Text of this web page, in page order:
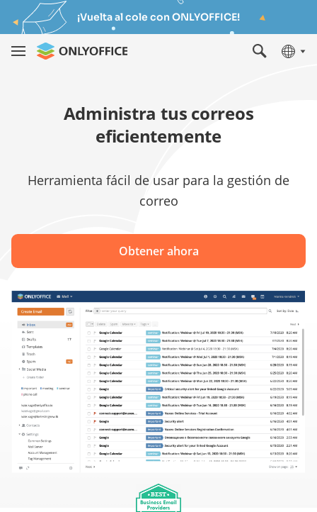
¡Vuelta al cole con ONLYOFFICE!
Administra tus correos
eficientemente
Herramienta fácil de usar para la gestión de
correo
Obtener ahora